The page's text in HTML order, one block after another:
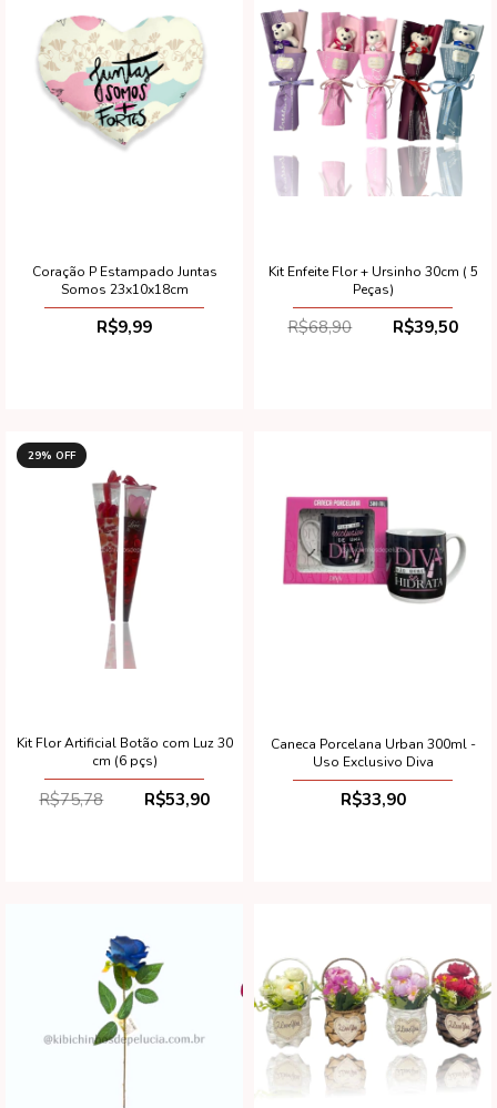
Coração P Estampado Juntas
Somos 23x10x18cm
R$9,99
Kit Enfeite Flor + Ursinho 30cm ( 5
Peças)
R$68,90 R$39,50
29% OFF
Kit Flor Artificial Botão com Luz 30
cm (6 pçs)
R$75,78 R$53,90
Caneca Porcelana Urban 300ml -
Uso Exclusivo Diva
R$33,90